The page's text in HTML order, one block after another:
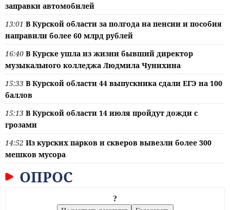
заправки автомобилей
13:01 В Курской области за полгода на пенсии и пособия
направили более 60 млрд рублей
16:40 В Курске ушла из жизни бывший директор
музыкального колледжа Людмила Чунихина
15:33 В Курской области 44 выпускника сдали ЕГЭ на 100
баллов
15:13 В Курской области 14 июля пройдут дожди с
грозами
14:52 Из курских парков и скверов вывезли более 300
мешков мусора
ОПРОС
?